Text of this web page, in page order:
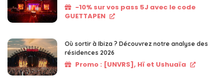
-10% sur vos pass 5J avec le code
GUETTAPEN
Où sortir à Ibiza ? Découvrez notre analyse des
résidences 2026
Promo : [UNVRS], Hï et Ushuaïa